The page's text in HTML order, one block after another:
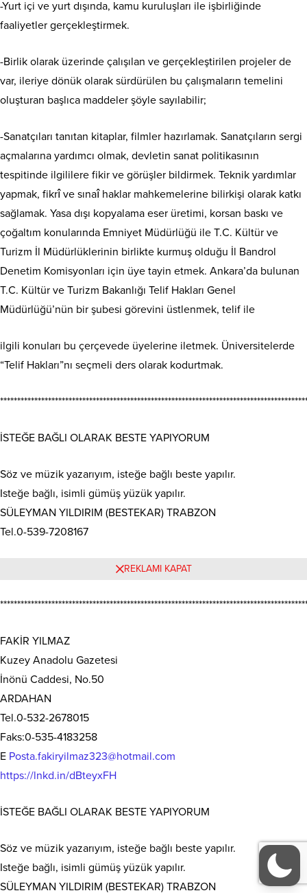
-Yurt içi ve yurt dışında, kamu kuruluşları ile işbirliğinde
faaliyetler gerçekleştirmek.
-Birlik olarak üzerinde çalışılan ve gerçekleştirilen projeler de
var, ileriye dönük olarak sürdürülen bu çalışmaların temelini
oluşturan başlıca maddeler şöyle sayılabilir;
-Sanatçıları tanıtan kitaplar, filmler hazırlamak. Sanatçıların sergi
açmalarına yardımcı olmak, devletin sanat politikasının
tespitinde ilgililere fikir ve görüşler bildirmek. Teknik yardımlar
yapmak, fikrî ve sınaî haklar mahkemelerine bilirkişi olarak katkı
sağlamak. Yasa dışı kopyalama eser üretimi, korsan baskı ve
çoğaltım konularında Emniyet Müdürlüğü ile T.C. Kültür ve
Turizm İl Müdürlüklerinin birlikte kurmuş olduğu İl Bandrol
Denetim Komisyonları için üye tayin etmek. Ankara’da bulunan
T.C. Kültür ve Turizm Bakanlığı Telif Hakları Genel
Müdürlüğü’nün bir şubesi görevini üstlenmek, telif ile
ilgili konuları bu çerçevede üyelerine iletmek. Üniversitelerde
“Telif Hakları”nı seçmeli ders olarak kodurtmak.
İSTEĞE BAĞLI OLARAK BESTE YAPIYORUM
Söz ve müzik yazarıyım, isteğe bağlı beste yapılır.
Isteğe bağlı, isimli gümüş yüzük yapılır.
SÜLEYMAN YILDIRIM (BESTEKAR) TRABZON
Tel.0-539-7208167
siyahmezar877@gmail.com
FAKİR YILMAZ
Kuzey Anadolu Gazetesi
İnönü Caddesi, No.50
ARDAHAN
Tel.0-532-2678015
Faks:0-535-4183258
E Posta.fakiryilmaz323@hotmail.com
https://lnkd.in/dBteyxFH
İSTEĞE BAĞLI OLARAK BESTE YAPIYORUM
Söz ve müzik yazarıyım, isteğe bağlı beste yapılır.
Isteğe bağlı, isimli gümüş yüzük yapılır.
SÜLEYMAN YILDIRIM (BESTEKAR) TRABZON
REKLAMI KAPAT